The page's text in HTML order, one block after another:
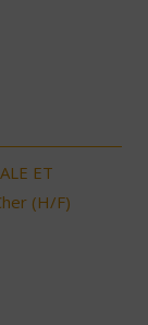
ET
(H/F)